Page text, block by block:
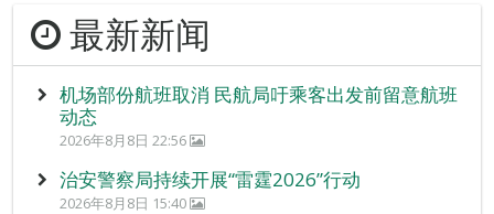
最新新闻
机场部份航班取消 民航局吁乘客出发前留意航班
动态
2026年8月8日 22:56
治安警察局持续开展“雷霆2026”行动
2026年8月8日 15:40